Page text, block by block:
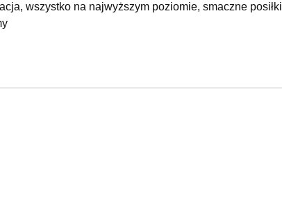
wszystko na najwyższym poziomie, smaczne posiłki